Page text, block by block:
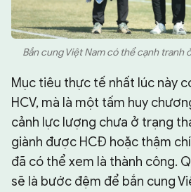
Bắn cung Việt Nam có thể cạnh tranh
Mục tiêu thực tế nhất lúc này
HCV, mà là một tấm huy
cảnh lực lượng chưa ở trạng
giành được HCĐ hoặc thậm chí
đã có thể xem là thành công.
sẽ là bước đệm để bắn cung